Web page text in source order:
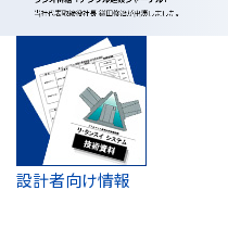
設計者向け情報